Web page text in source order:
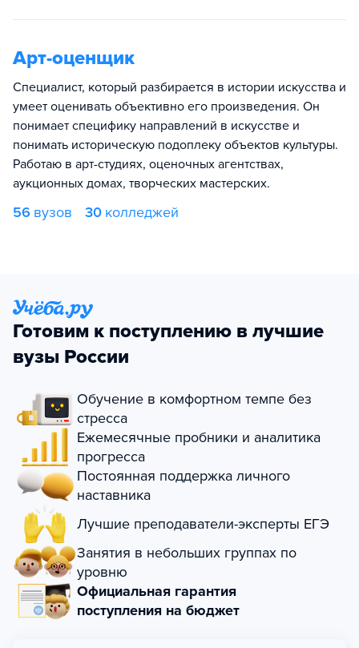
Арт-оценщик
Специалист, который разбирается в истории искусства и
умеет оценивать объективно его произведения. Он
понимает специфику направлений в искусстве и
понимать историческую подоплеку объектов культуры.
Работаю в арт-студиях, оценочных агентствах,
аукционных домах, творческих мастерских.
56 вузов 30 колледжей
Готовим к поступлению в лучшие
вузы России
Обучение в комфортном темпе без
стресса
Ежемесячные пробники и аналитика
прогресса
Постоянная поддержка личного
наставника
Лучшие преподаватели-эксперты ЕГЭ
Занятия в небольших группах по
уровню
Официальная гарантия
поступления на бюджет